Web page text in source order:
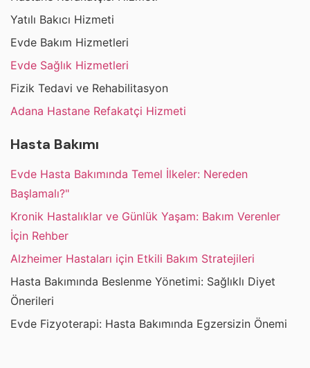
Yatılı Bakıcı Hizmeti
Evde Bakım Hizmetleri
Evde Sağlık Hizmetleri
Fizik Tedavi ve Rehabilitasyon
Adana Hastane Refakatçi Hizmeti
Hasta Bakımı
Evde Hasta Bakımında Temel İlkeler: Nereden
Başlamalı?"
Kronik Hastalıklar ve Günlük Yaşam: Bakım Verenler
İçin Rehber
Alzheimer Hastaları için Etkili Bakım Stratejileri
Hasta Bakımında Beslenme Yönetimi: Sağlıklı Diyet
Önerileri
Evde Fizyoterapi: Hasta Bakımında Egzersizin Önemi